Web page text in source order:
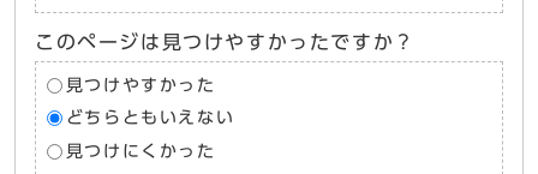
このページは見つけやすかったですか？
見つけやすかった
どちらともいえない
見つけにくかった